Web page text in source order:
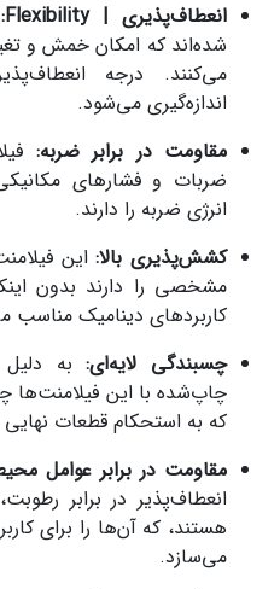
انعطاف‌پذیری | Flexibility:
شده‌اند که امکان خمش و
می‌کنند. درجه
اندازه‌گیری می‌شود.
مقاومت در برابر ضربه:
ضربات و فشارهای
انرژی ضربه را دارند.
کشش‌پذیری بالا:این
مشخصی را دارند بدون
کاربردهای دینامیک مناسب
چسبندگی لایه‌ای:به دلیل
چاپ‌شده با این فیلامنت‌ها
که به استحکام قطعات
مقاومت در برابر عوامل
انعطاف‌پذیر در برابر
هستند، که آن‌ها را برای
می‌سازد.